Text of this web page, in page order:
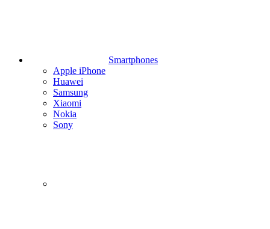
Smartphones
Apple iPhone
Huawei
Samsung
Xiaomi
Nokia
Sony